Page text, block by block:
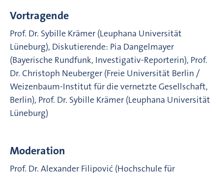
Vortragende
Prof. Dr. Sybille Krämer (Leuphana Universität
Lüneburg), Diskutierende: Pia Dangelmayer
(Bayerische Rundfunk, Investigativ-Reporterin), Prof.
Dr. Christoph Neuberger (Freie Universität Berlin /
Weizenbaum-Institut für die vernetzte Gesellschaft,
Berlin), Prof. Dr. Sybille Krämer (Leuphana Universität
Lüneburg)
Moderation
Prof. Dr. Alexander Filipović (Hochschule für